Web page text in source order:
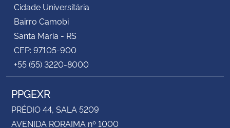
Cidade Universitária
Bairro Camobi
Santa Maria - RS
CEP: 97105-900
+55 (55) 3220-8000
PPGEXR
PRÉDIO 44, SALA 5209
AVENIDA RORAIMA nº 1000